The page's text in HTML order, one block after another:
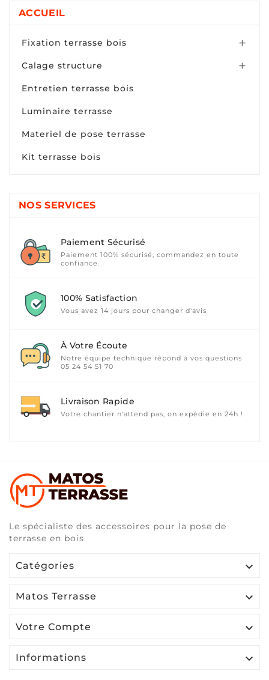
ACCUEIL
Fixation terrasse bois 
Calage structure 
Entretien terrasse bois
Luminaire terrasse
Materiel de pose terrasse
Kit terrasse bois
NOS SERVICES
Paiement Sécurisé
Paiement 100% sécurisé, commandez en toute
confiance.
100% Satisfaction
Vous avez 14 jours pour changer d'avis
À Votre Écoute
Notre équipe technique répond à vos questions
05 24 54 51 70
Livraison Rapide
Votre chantier n'attend pas, on expédie en 24h !
Le spécialiste des accessoires pour la pose de
terrasse en bois
Catégories 
Matos Terrasse 
Votre Compte 
Informations 